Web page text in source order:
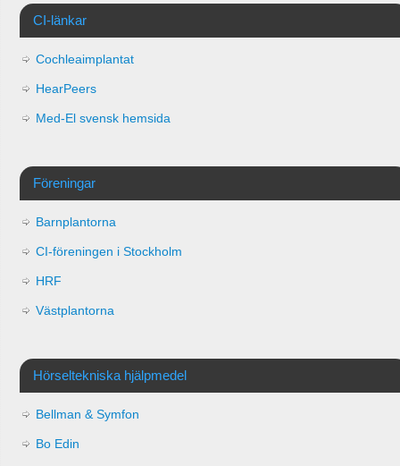
CI-länkar
Cochleaimplantat
HearPeers
Med-El svensk hemsida
Föreningar
Barnplantorna
CI-föreningen i Stockholm
HRF
Västplantorna
Hörseltekniska hjälpmedel
Bellman & Symfon
Bo Edin